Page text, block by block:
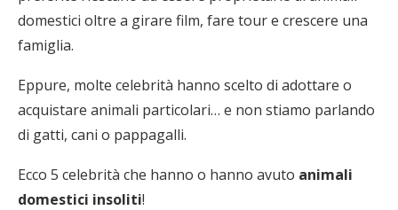
domestici oltre a girare film, fare tour e crescere una
famiglia.
Eppure, molte celebrità hanno scelto di adottare o
acquistare animali particolari… e non stiamo parlando
di gatti, cani o pappagalli.
Ecco 5 celebrità che hanno o hanno avuto animali
domestici insoliti!